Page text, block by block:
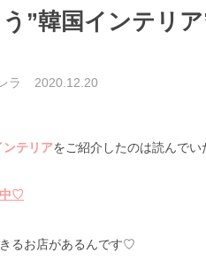
”韓国インテリ
ラ 2020.12.20
ンテリアをご紹介したのは読んで
中♡
るお店があるんです♡